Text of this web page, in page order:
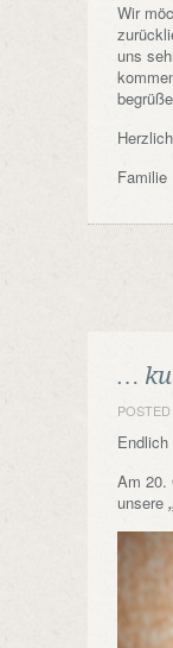
Wir
uns
Familie
…
Am 20.
unsere